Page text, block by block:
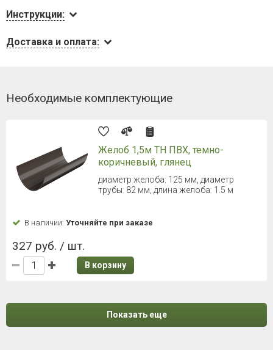
Инструкции:
Доставка и оплата:
Необходимые комплектующие
Желоб 1,5м ТН ПВХ, темно-
коричневый, глянец
диаметр желоба: 125 мм, диаметр
трубы: 82 мм, длина желоба: 1.5 м
В наличии: Уточняйте при заказе
327 руб. / шт.
В корзину
Показать еще